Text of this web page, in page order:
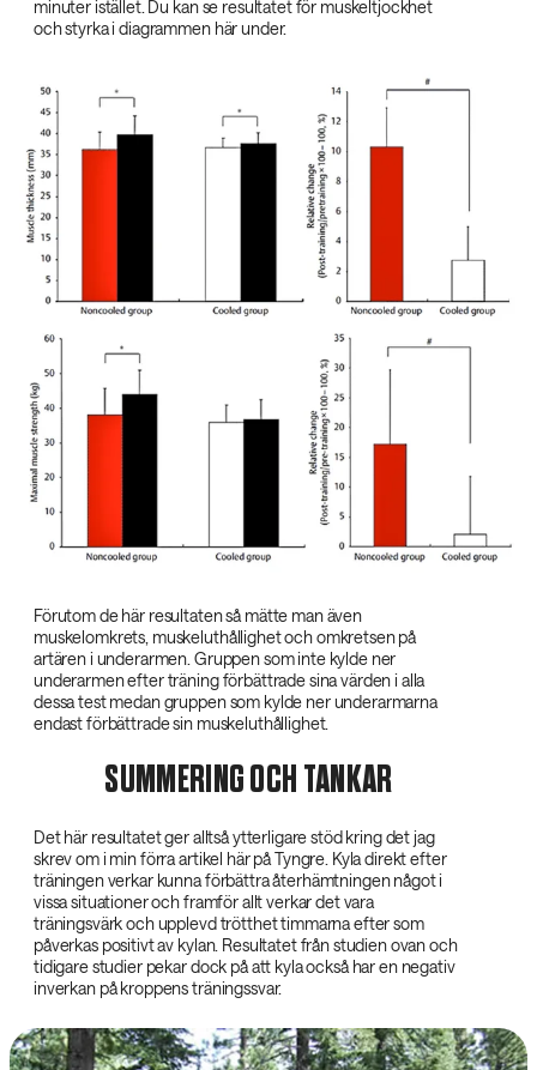
minuter istället. Du kan se resultatet för muskeltjockhet
och styrka i diagrammen här under.
Förutom de här resultaten så mätte man även
muskelomkrets, muskeluthållighet och omkretsen på
artären i underarmen. Gruppen som inte kylde ner
underarmen efter träning förbättrade sina värden i alla
dessa test medan gruppen som kylde ner underarmarna
endast förbättrade sin muskeluthållighet.
SUMMERING OCH TANKAR
Det här resultatet ger alltså ytterligare stöd kring det jag
skrev om i min förra artikel här på Tyngre. Kyla direkt efter
träningen verkar kunna förbättra återhämtningen något i
vissa situationer och framför allt verkar det vara
träningsvärk och upplevd trötthet timmarna efter som
påverkas positivt av kylan. Resultatet från studien ovan och
tidigare studier pekar dock på att kyla också har en negativ
inverkan på kroppens träningssvar.